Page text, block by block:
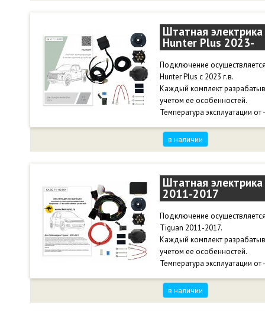
Штатная
Hunter Plus 2023-
Подключение
Hunter Plus с 2023 г.в.
Каждый комплект
учетом ее особенностей.
Температура эксплуатации от
в наличии
Штатная
2011-2017
Подключение
Tiguan 2011-2017.
Каждый комплект
учетом ее особенностей.
Температура эксплуатации от
в наличии